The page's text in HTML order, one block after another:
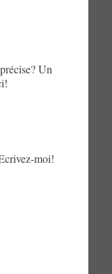
Un
moi!